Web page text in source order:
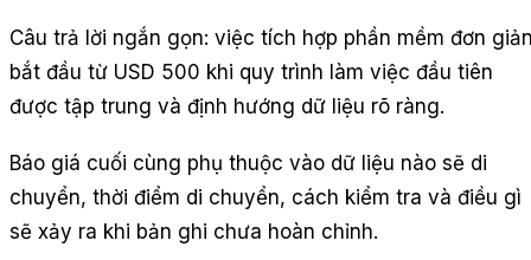
Câu trả lời ngắn gọn: việc tích hợp phần mềm đơn
bắt đầu từ USD 500 khi quy trình làm việc đầu tiên
được tập trung và định hướng dữ liệu rõ ràng.
Báo giá cuối cùng phụ thuộc vào dữ liệu nào sẽ di
chuyển, thời điểm di chuyển, cách kiểm tra và điều gì
sẽ xảy ra khi bản ghi chưa hoàn chỉnh.